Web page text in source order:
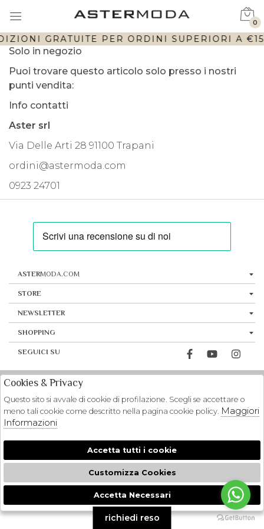
GRATUITE PER ORDINI SUPERIORI A
0
Solo in negozio
Puoi trovare questo articolo solo presso i nostri
punti vendita:
Info contatti
Aster srl
Via Delle Arti 28 91100 Trapani
ordini@astermoda.com
0923 24701
ASTERMODA.COM
STORE
NEWSLETTER
SHOPPING
SEGUICI SU
🍪
richiedi reso
Cookies & Privacy
Questo sito si avvale di cookie di profilazione. Scegli se accettare o
meno tali cookie come descritto nella pagina cookie policy. Maggiori
Informazioni
Accetta tutti i cookie
Customizza Cookies
Accetta Necessari